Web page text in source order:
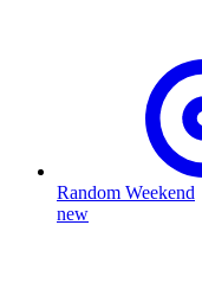
Random Weekend
new